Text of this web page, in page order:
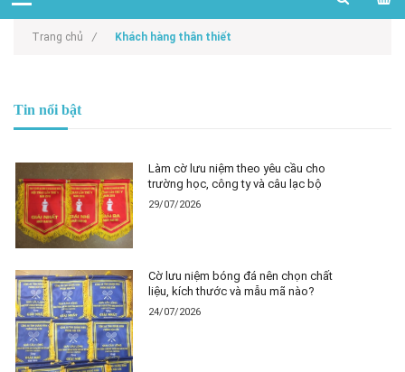
Trang chủ / Khách hàng thân thiết
Tin nổi bật
Làm cờ lưu niệm theo yêu cầu cho
trường học, công ty và câu lạc bộ
29/07/2026
Cờ lưu niệm bóng đá nên chọn chất
liệu, kích thước và mẫu mã nào?
24/07/2026